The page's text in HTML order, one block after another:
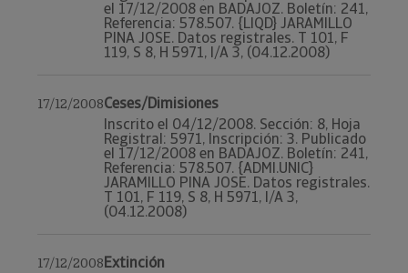
el 17/12/2008 en BADAJOZ. Boletín: 241,
Referencia: 578.507. {LIQD} JARAMILLO
PINA JOSE. Datos registrales. T 101, F
119, S 8, H 5971, I/A 3, (04.12.2008)
17/12/2008Ceses/Dimisiones
Inscrito el 04/12/2008. Sección: 8, Hoja
Registral: 5971, Inscripción: 3. Publicado
el 17/12/2008 en BADAJOZ. Boletín: 241,
Referencia: 578.507. {ADMI.UNIC}
JARAMILLO PINA JOSE. Datos registrales.
T 101, F 119, S 8, H 5971, I/A 3,
(04.12.2008)
17/12/2008Extinción